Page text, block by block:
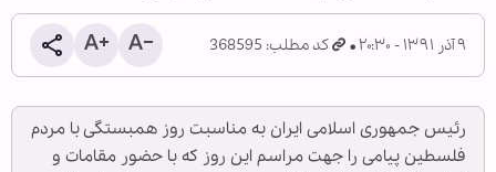
۹ آذر ۱۳۹۱ - ۲۰:۳۰ کد مطلب: 368595
رئیس جمهوری اسلامی ایران به مناسبت روز همبستگی با مردم
فلسطین پیامی را جهت مراسم این روز که با حضور مقامات و